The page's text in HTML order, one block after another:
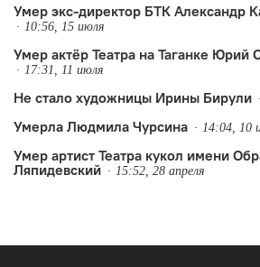
Умер экс-директор БТК Александр
10:56, 15 июля
Умер актёр Театра на Таганке Юрий
17:31, 11 июля
Не стало художницы Ирины Бирули
Умерла Людмила Чурсина 14:04, 10
Умер артист Театра кукол имени
Ляпидевский
15:52, 28 апреля